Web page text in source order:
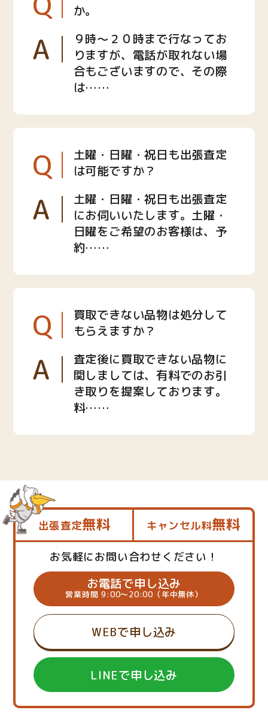
か。
A
９時〜２０時まで行なってお
りますが、電話が取れない場
合もございますので、その際
は……
Q
土曜・日曜・祝日も出張査定
は可能ですか？
A
土曜・日曜・祝日も出張査定
にお伺いいたします。土曜・
日曜をご希望のお客様は、予
約……
Q
買取できない品物は処分して
もらえますか？
A
査定後に買取できない品物に
関しましては、有料でのお引
き取りを提案しております。
料……
出張査定無料 キャンセル料無料
お気軽にお問い合わせください！
お電話で申し込み
営業時間 9:00～20:00（年中無休）
WEBで申し込み
LINEで申し込み